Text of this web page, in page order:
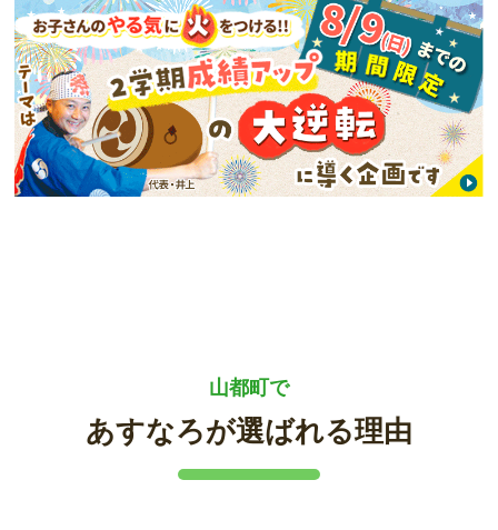
山都町で
あすなろが選ばれる理由